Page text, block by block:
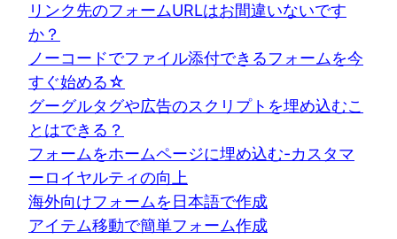
リンク先のフォームURLはお間違いないです
か？
ノーコードでファイル添付できるフォームを今
すぐ始める☆
グーグルタグや広告のスクリプトを埋め込むこ
とはできる？
フォームをホームページに埋め込む-カスタマ
ーロイヤルティの向上
海外向けフォームを日本語で作成
アイテム移動で簡単フォーム作成